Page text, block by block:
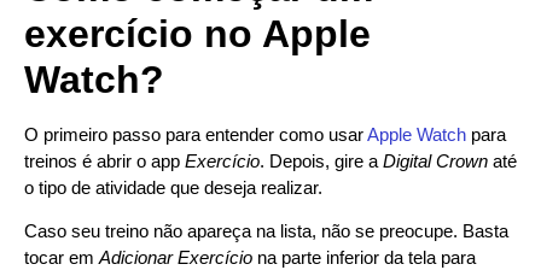
exercício no Apple
Watch?
O primeiro passo para entender como usarApple Watch para
treinos é abrir o app Exercício. Depois, gire a Digital Crown até
o tipo de atividade que deseja realizar.
Caso seu treino não apareça na lista, não se preocupe. Basta
tocar em Adicionar Exercício na parte inferior da tela para